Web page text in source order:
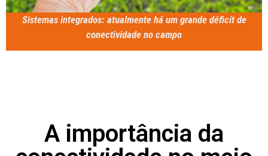
Sistemas integrados: atualmente há um grande déficit de
conectividade no campo
A importância da